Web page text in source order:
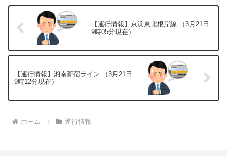
【運行情報】京浜東北根岸線 （3月21日
9時05分現在）
【運行情報】湘南新宿ライン （3月21日
9時12分現在）
ホーム 運行情報